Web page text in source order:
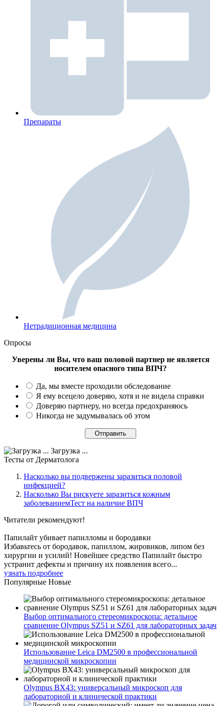
Препараты
Нетрадиционная медицина
Опросы
Уверены ли Вы, что ваш половой партнер не является
носителем опасного типа ВПЧ?
Да, мы вместе проходили обследование
Я ему всецело доверяю, хотя и не видела справки
Доверяю партнеру, но всегда предохраняюсь
Никогда не задумывалась об этом
Загрузка ...
Тесты от Дерматолога
Насколько вы подвержены заразиться половой
инфекцией?
Насколько Вы рискуете заразиться кожным
заболеваниемТест на наличие ВПЧ
Читатели рекомендуют!
Папилайт убивает папилломы и бородавки
Избавьтесь от бородавок, папиллом, жировиков, липом без
хирургии и усилий! Новейшее средство Папилайт быстро
устранит дефекты и причину их появления всего...
узнать подробнее
Популярные Новые
Выбор оптимального стереомикроскопа: детальное
сравнение Olympus SZ51 и SZ61 для лабораторных задач
Использование Leica DM2500 в профессиональной
медицинской микроскопии
Olympus BX43: универсальный микроскоп для
лабораторной и клинической практики